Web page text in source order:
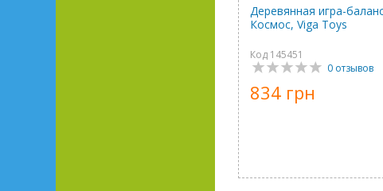
Деревянная игра-
Космос, Viga Toys
Код 145451
0 отзывов
834 грн